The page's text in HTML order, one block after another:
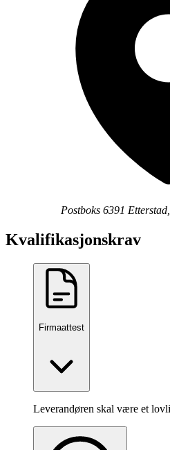
Postboks 6391
Kvalifikasjonskrav
Firmaattest
Leverandøren skal være et